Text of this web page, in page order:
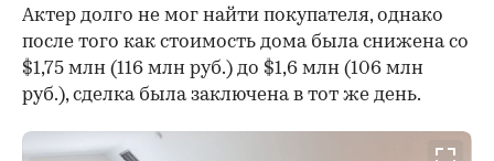
Актер долго не мог найти покупателя, однако
после того как стоимость дома была снижена со
$1,75 млн (116 млн руб.) до $1,6 млн (106 млн
руб.), сделка была заключена в тот же день.